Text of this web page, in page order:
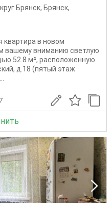
Брянск, Брянск,
квартира в новом
вашему вниманию светлую
52.8 м², расположенную
д.18 (пятый этаж